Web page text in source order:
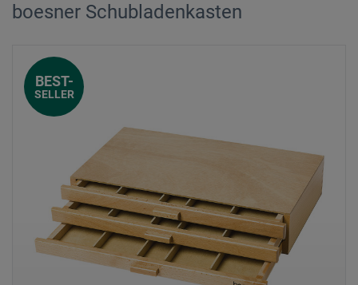
boesner Schubladenkasten
BEST-
SELLER